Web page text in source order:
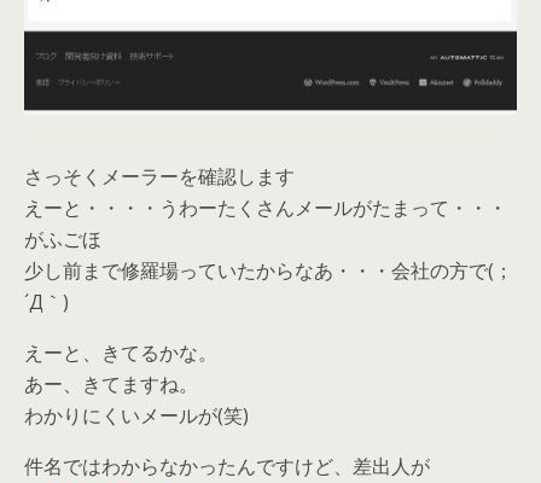
さっそくメーラーを確認します
えーと・・・・うわーたくさんメールがたまって・・・
がふごほ
少し前まで修羅場っていたからなあ・・・会社の方で(；
´Д｀)
えーと、きてるかな。
あー、きてますね。
わかりにくいメールが(笑)
件名ではわからなかったんですけど、差出人が